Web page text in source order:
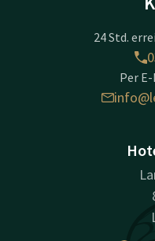
24 Std.
Per